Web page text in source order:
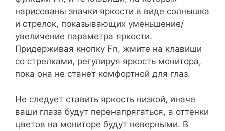
нарисованы значки яркости в виде солнышка
и стрелок, показывающих уменьшение/
увеличение параметра яркости.
Придерживая кнопку Fn, жмите на клавиши
со стрелками, регулируя яркость монитора,
пока она не станет комфортной для глаз.
Не следует ставить яркость низкой, иначе
ваши глаза будут перенапрягаться, а оттенки
цветов на мониторе будут неверными. В